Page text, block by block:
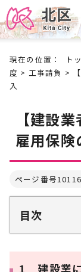
現在の位置： ト
度 > 工事請負 >
入
【建設
雇用保険
ページ番号
目次
1 建設業に